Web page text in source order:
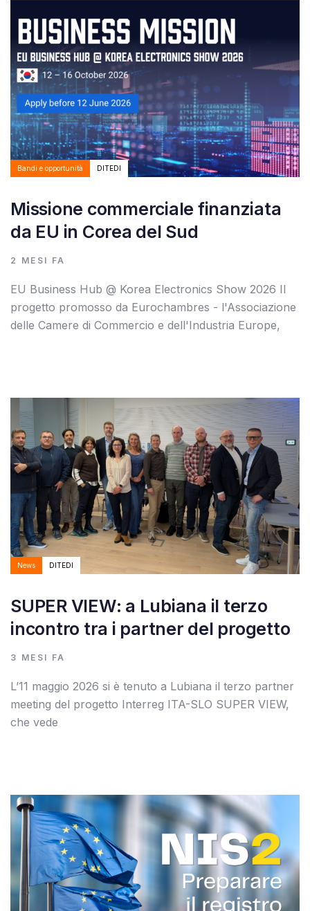
Bandi e opportunità DITEDI
Missione commerciale finanziata
da EU in Corea del Sud
2 MESI FA
EU Business Hub @ Korea Electronics Show 2026 Il
progetto promosso da Eurochambres - l'Associazione
delle Camere di Commercio e dell'Industria Europe,
News DITEDI
SUPER VIEW: a Lubiana il terzo
incontro tra i partner del progetto
3 MESI FA
L’11 maggio 2026 si è tenuto a Lubiana il terzo partner
meeting del progetto Interreg ITA-SLO SUPER VIEW,
che vede
Tags
Autore: